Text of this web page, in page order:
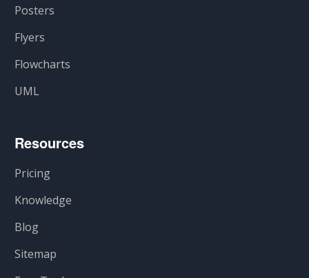
Posters
Flyers
Flowcharts
UML
Resources
Pricing
Knowledge
Blog
Sitemap